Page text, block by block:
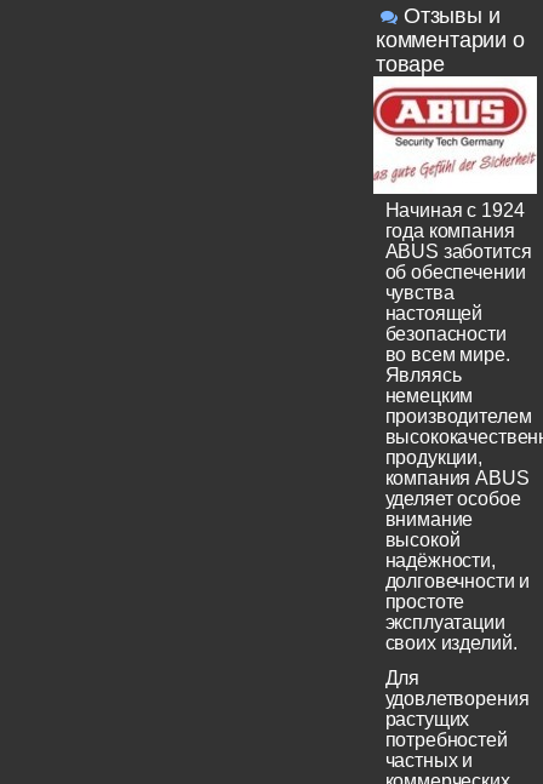
Отзывы и
комментарии о
товаре
Начиная с 1924
года компания
ABUS заботится
об обеспечении
чувства
настоящей
безопасности
во всем мире.
Являясь
немецким
производителем
продукции,
компания ABUS
уделяет особое
внимание
высокой
надёжности,
долговечности и
простоте
эксплуатации
своих изделий.
Для
удовлетворения
растущих
потребностей
частных и